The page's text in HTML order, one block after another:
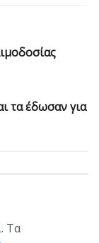
τα έδωσαν για
Τα